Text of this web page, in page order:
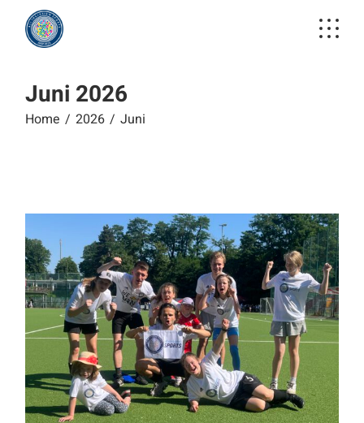
content
Juni 2026
Home 2026 Juni